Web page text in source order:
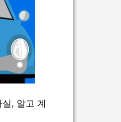
, 알고 계